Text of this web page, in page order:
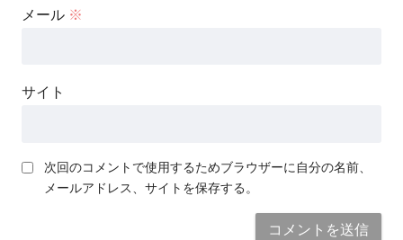
メール ※
サイト
次回のコメントで使用するためブラウザーに自分の名前、
メールアドレス、サイトを保存する。